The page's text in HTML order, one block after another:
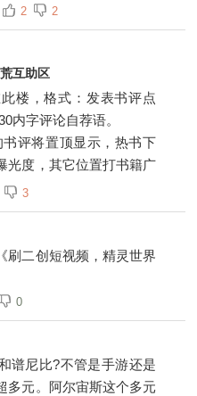
2 2
互助区
，格式：发表书评点
内字评论自荐语。
将置顶显示，热书下
光度，其它位置打书籍广
3
二创短视频，精灵世界
0
尼比?不管是手游还是
多元。阿尔宙斯这个多元